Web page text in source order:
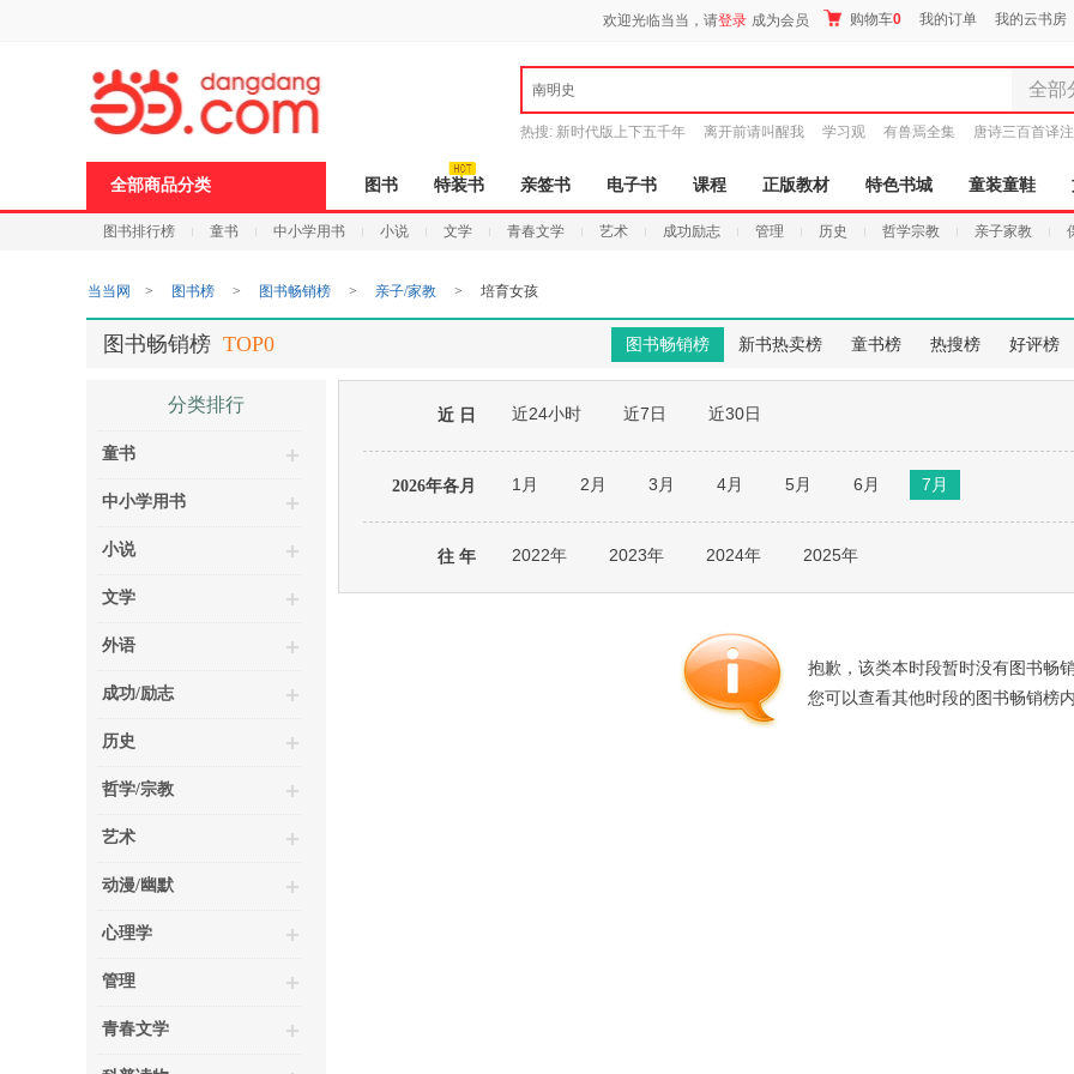
欢迎光临当当，请登录 成为会员 购物车0 我的订单 我的云书房
南明史 全部
全部分
图书
电子书
音像
玩具
孕婴
食品
手机
热搜: 新时代版上下五千年 离开前请叫醒我 学习观 有兽焉全集 唐诗三百首译注
全部商品分类 图书 特装书 亲签书 电子书 课程 正版教材 特色书城 童装童鞋
图书排行榜 童书 中小学用书 小说 文学 青春文学 艺术 成功励志 管理 历史 哲学宗教 亲子家教
页
当当网 > 图书榜 > 图书畅销榜 > 亲子/家教 > 培育女孩
图书畅销榜 新书热卖榜 童书榜 热搜榜 好评榜
图书畅销榜 TOP0
分类排行
童书
中小学用书
小说
文学
外语
成功/励志
历史
哲学/宗教
艺术
动漫/幽默
心理学
管理
青春文学
近 日 近24小时 近7日 近30日
2026年各月 1月 2月 3月 4月 5月 6月 7月
往 年 2022年 2023年 2024年 2025年
抱歉，该类本时段暂时没有图书畅销
您可以查看其他时段的图书畅销榜内